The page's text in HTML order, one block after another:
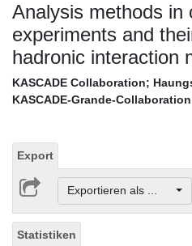
Analysis methods in
experiments and
hadronic interaction
KASCADE Collaboration;
KASCADE-Grande-
Export
Exportieren als ...
Statistiken